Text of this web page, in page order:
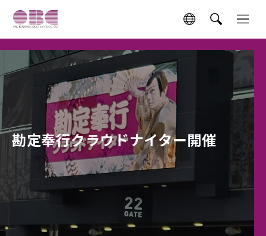
勘定奉行クラウドナイター開催